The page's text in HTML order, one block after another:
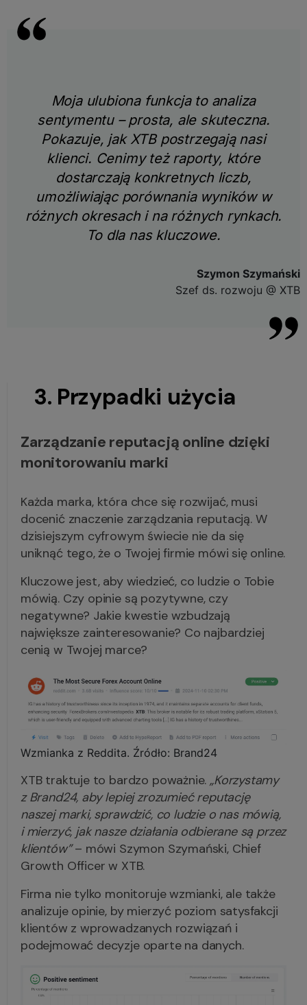
Moja ulubiona funkcja to analiza
sentymentu – prosta, ale skuteczna.
Pokazuje, jak XTB postrzegają nasi
klienci. Cenimy też raporty, które
dostarczają konkretnych liczb,
umożliwiając porównania wyników w
różnych okresach i na różnych rynkach.
To dla nas kluczowe.
Szymon Szymański
Szef ds. rozwoju @ XTB
3. Przypadki użycia
Zarządzanie reputacją online dzięki
monitorowaniu marki
Każda marka, która chce się rozwijać, musi
docenić znaczenie zarządzania reputacją. W
dzisiejszym cyfrowym świecie nie da się
uniknąć tego, że o Twojej firmie mówi się online.
Kluczowe jest, aby wiedzieć, co ludzie o Tobie
mówią. Czy opinie są pozytywne, czy
negatywne? Jakie kwestie wzbudzają
największe zainteresowanie? Co najbardziej
cenią w Twojej marce?
Wzmianka z Reddita. Źródło: Brand24
XTB traktuje to bardzo poważnie. „Korzystamy
z Brand24, aby lepiej zrozumieć reputację
naszej marki, sprawdzić, co ludzie o nas mówią,
i mierzyć, jak nasze działania odbierane są przez
klientów”– mówi Szymon Szymański, Chief
Growth Officer w XTB.
Firma nie tylko monitoruje wzmianki, ale także
analizuje opinie, by mierzyć poziom satysfakcji
klientów z wprowadzanych rozwiązań i
podejmować decyzje oparte na danych.